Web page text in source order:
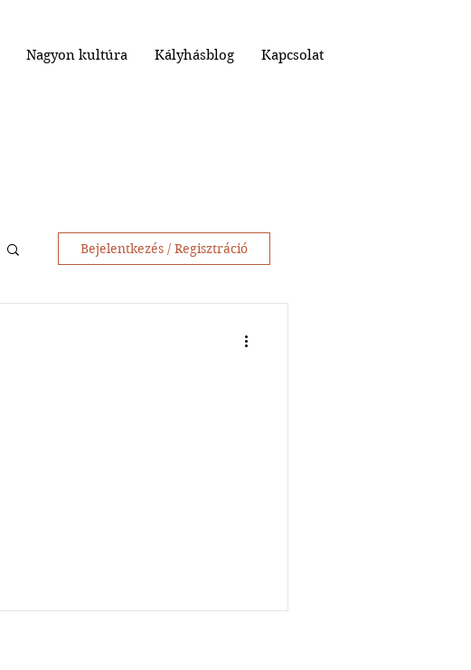
Nagyon kultúra Kályhásblog Kapcsolat
Bejelentkezés / Regisztráció